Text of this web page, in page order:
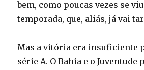
bem, como poucas vezes se
temporada, que, aliás, já vai
Mas a vitória era insuficiente
série A. O Bahia e o Juventude